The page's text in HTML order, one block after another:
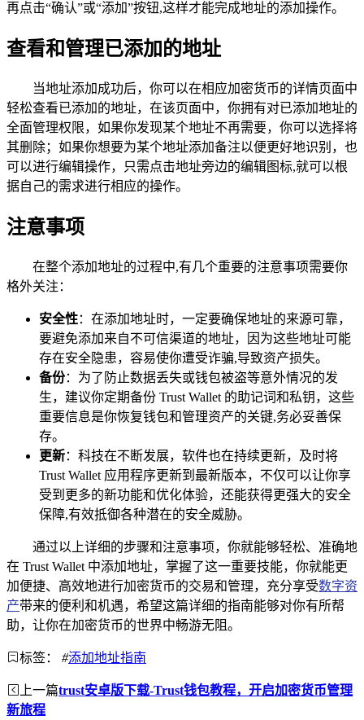
再点击“确认”或“添加”按钮,这样才能完成地址的添加操作。
查看和管理已添加的地址
当地址添加成功后，你可以在相应加密货币的详情页面中
轻松查看已添加的地址，在该页面中，你拥有对已添加地址的
全面管理权限，如果你发现某个地址不再需要，你可以选择将
其删除；如果你想要为某个地址添加备注以便更好地识别，也
可以进行编辑操作，只需点击地址旁边的编辑图标,就可以根
据自己的需求进行相应的操作。
注意事项
在整个添加地址的过程中,有几个重要的注意事项需要你
格外关注：
安全性：在添加地址时，一定要确保地址的来源可靠，
要避免添加来自不可信渠道的地址，因为这些地址可能
存在安全隐患，容易使你遭受诈骗,导致资产损失。
备份：为了防止数据丢失或钱包被盗等意外情况的发
生，建议你定期备份 Trust Wallet 的助记词和私钥，这些
重要信息是你恢复钱包和管理资产的关键,务必妥善保
存。
更新：科技在不断发展，软件也在持续更新，及时将
Trust Wallet 应用程序更新到最新版本，不仅可以让你享
受到更多的新功能和优化体验，还能获得更强大的安全
保障,有效抵御各种潜在的安全威胁。
通过以上详细的步骤和注意事项，你就能够轻松、准确地
在 Trust Wallet 中添加地址，掌握了这一重要技能，你就能更
加便捷、高效地进行加密货币的交易和管理，充分享受数字资
产带来的便利和机遇，希望这篇详细的指南能够对你有所帮
助，让你在加密货币的世界中畅游无阻。
标签： #添加地址指南
上一篇trust安卓版下载-Trust钱包教程，开启加密货币管理
新旅程